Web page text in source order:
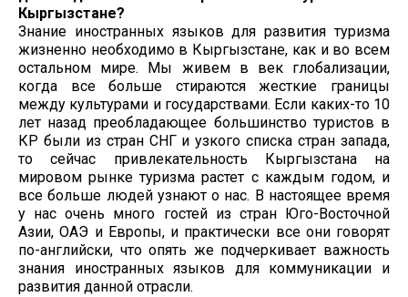
Кыргызстане?
Знание иностранных языков для развития туризма
жизненно необходимо в Кыргызстане, как и во всем
остальном мире. Мы живем в век глобализации,
когда все больше стираются жесткие границы
между культурами и государствами. Если каких-то 10
лет назад преобладающее большинство туристов в
КР были из стран СНГ и узкого списка стран запада,
то сейчас привлекательность Кыргызстана на
мировом рынке туризма растет с каждым годом, и
все больше людей узнают о нас. В настоящее время
у нас очень много гостей из стран Юго-Восточной
Азии, ОАЭ и Европы, и практически все они говорят
по-английски, что опять же подчеркивает важность
знания иностранных языков для коммуникации и
развития данной отрасли.